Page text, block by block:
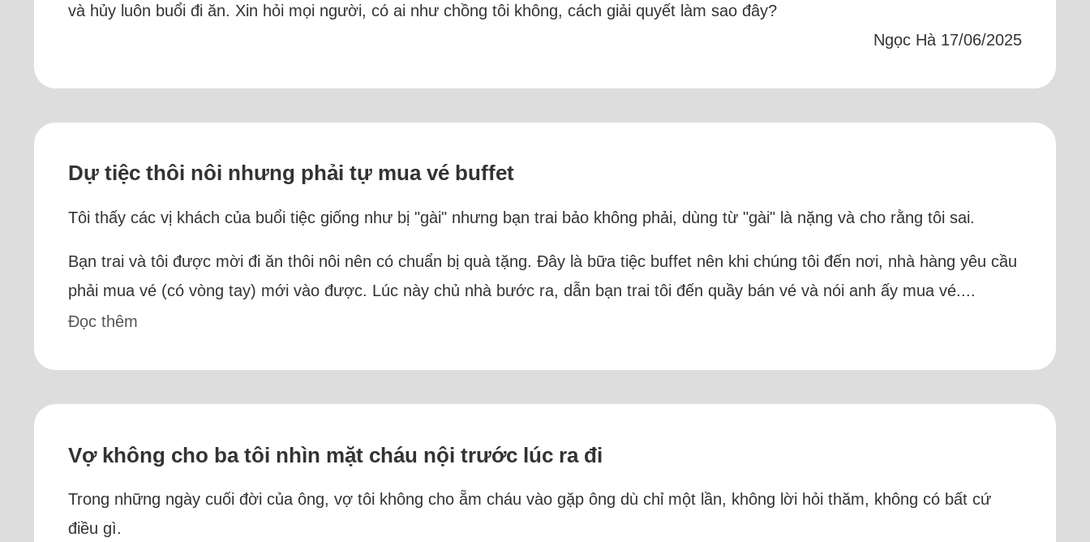
và hủy luôn buổi đi ăn. Xin hỏi mọi người, có ai như chồng tôi không, cách giải quyết làm sao đây?
Ngọc Hà 17/06/2025
Dự tiệc thôi nôi nhưng phải tự mua vé buffet
Tôi thấy các vị khách của buổi tiệc giống như bị "gài" nhưng bạn trai bảo không phải, dùng từ "gài" là nặng và cho rằng tôi sai.
Bạn trai và tôi được mời đi ăn thôi nôi nên có chuẩn bị quà tặng. Đây là bữa tiệc buffet nên khi chúng tôi đến nơi, nhà hàng yêu cầu
phải mua vé (có vòng tay) mới vào được. Lúc này chủ nhà bước ra, dẫn bạn trai tôi đến quầy bán vé và nói anh ấy mua vé....
Đọc thêm
Vợ không cho ba tôi nhìn mặt cháu nội trước lúc ra đi
Trong những ngày cuối đời của ông, vợ tôi không cho ẵm cháu vào gặp ông dù chỉ một lần, không lời hỏi thăm, không có bất cứ
điều gì.